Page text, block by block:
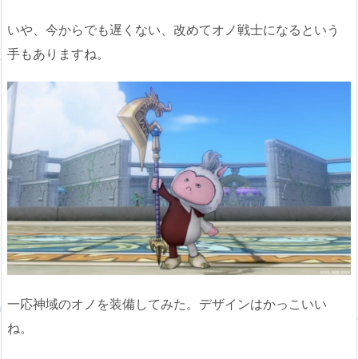
いや、今からでも遅くない、改めてオノ戦士になるという
手もありますね。
一応神域のオノを装備してみた。デザインはかっこいい
ね。